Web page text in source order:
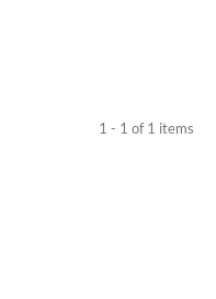
1 - 1 of 1 items